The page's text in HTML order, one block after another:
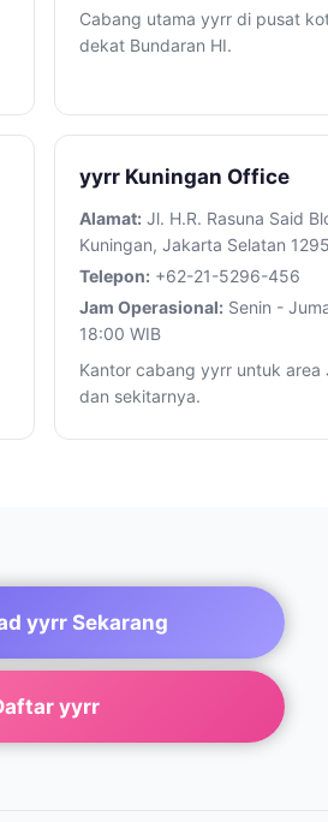
Cabang utama yyrr di pusat
dekat Bundaran HI.
yyrr Kuningan Office
Alamat: Jl. H.R. Rasuna Said
Kuningan, Jakarta Selatan
Telepon: +62-21-5296-456
Jam Operasional: Senin -
18:00 WIB
Kantor cabang yyrr untuk area
dan sekitarnya.
yyrr Sekarang
yyrr